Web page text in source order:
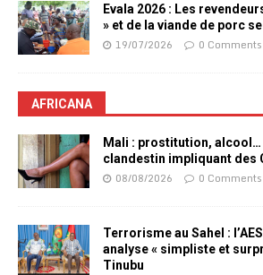
Evala 2026 : Les
» et de la viande de porc
19/07/2026 0 Comments
AFRICANA
Mali : prostitution, alcool…
clandestin impliquant des
08/08/2026 0 Comments
Terrorisme au Sahel :
analyse « simpliste et
Tinubu